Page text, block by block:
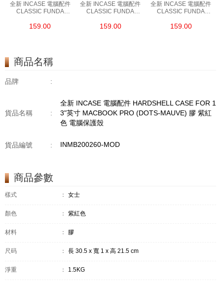
全新 INCASE 電腦配件
CLASSIC FUNDA
13" 英寸 CON
159.00
全新 INCASE 電腦配件
CLASSIC FUNDA
13" 英寸 CON
159.00
全新 INCASE 電腦配件
CLASSIC FUNDA
13" 英寸 CON
159.00
商品名稱
品牌 :
貨品名稱 :
全新 INCASE 電腦配件 HARDSHELL CASE FOR 1
3"英寸 MACBOOK PRO (DOTS-MAUVE) 膠 紫紅
色 電腦保護殼
貨品編號 : INMB200260-MOD
商品參數
樣式 ： 女士
顏色 ： 紫紅色
材料 ： 膠
尺码 ： 長 30.5 x 寬 1 x 高 21.5 cm
淨重 ： 1.5KG